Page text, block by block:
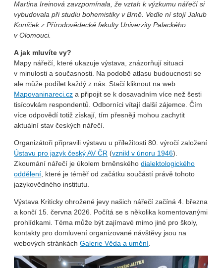
Martina Ireinová zavzpomínala, že vztah k výzkumu nářečí si
vybudovala při studiu bohemistiky v Brně. Vedle ní stojí Jakub
Koníček z Přírodovědecké fakulty Univerzity Palackého
v Olomouci.
A jak mluvíte vy?
Mapy nářečí, které ukazuje výstava, znázorňují situaci
v minulosti a současnosti. Na podobě atlasu budoucnosti se
ale může podílet každý z nás. Stačí kliknout na web
Mapovaninareci.cz a připojit se k dosavadním více než šesti
tisícovkám respondentů. Odborníci vítají další zájemce. Čím
více odpovědí totiž získají, tím přesněji mohou zachytit
aktuální stav českých nářečí.
Organizátoři připravili výstavu u příležitosti 80. výročí založení
Ústavu pro jazyk český AV ČR (vznikl v únoru 1946).
Zkoumání nářečí je úkolem brněnského dialektologického
oddělení , které je téměř od začátku součástí právě tohoto
jazykovědného institutu.
Výstava Kriticky ohrožené jevy našich nářečí začíná 4. března
a končí 15. června 2026. Počítá se s několika komentovanými
prohlídkami. Téma může být zajímavé mimo jiné pro školy,
kontakty pro domluvení organizované návštěvy jsou na
webových stránkách Galerie Věda a umění